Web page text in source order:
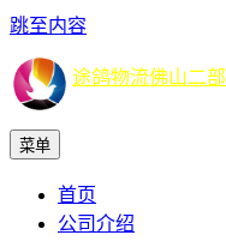
跳至内容
途鸽物流佛山二部
菜单
首页
公司介绍